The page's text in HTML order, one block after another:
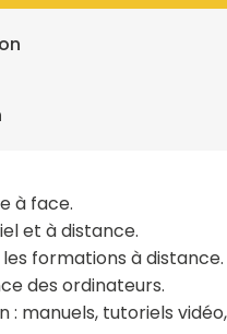
à face.
et à distance.
formations à distance.
des ordinateurs.
: manuels, tutoriels vidéo,